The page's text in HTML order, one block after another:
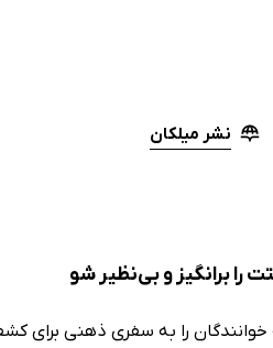
نشر میلکان
را برانگیز و بی‌نظیر شو
را به سفری ذهنی برای